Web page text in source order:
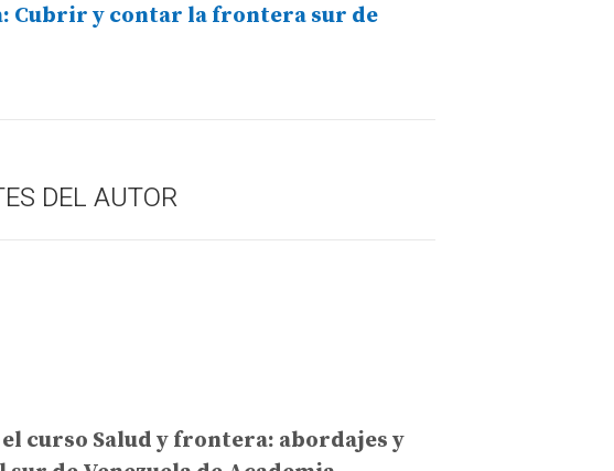
Cubrir y contar la frontera sur de
DEL AUTOR
curso Salud y frontera: abordajes y